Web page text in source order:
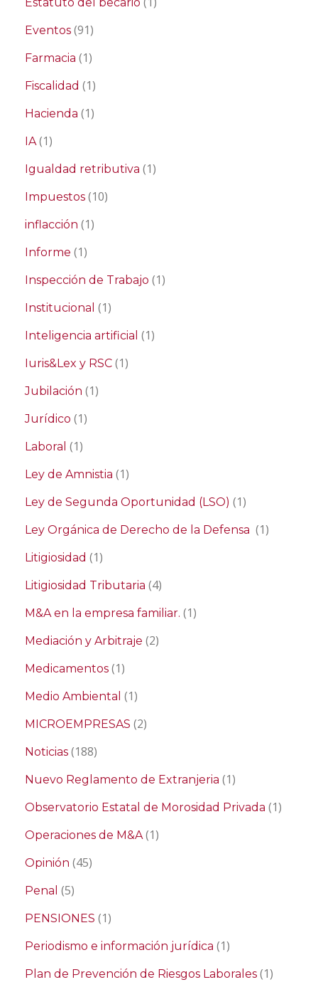
Eventos (91)
Farmacia (1)
Fiscalidad (1)
Hacienda (1)
IA(1)
Igualdad retributiva (1)
Impuestos (10)
inflacción (1)
Informe (1)
Inspección de Trabajo (1)
Institucional (1)
Inteligencia artificial (1)
Iuris&Lex y RSC (1)
Jubilación (1)
Jurídico (1)
Laboral (1)
Ley de Amnistia (1)
Ley de Segunda Oportunidad (LSO) (1)
Ley Orgánica de Derecho de la Defensa (1)
Litigiosidad (1)
Litigiosidad Tributaria (4)
M&A en la empresa familiar. (1)
Mediación y Arbitraje (2)
Medicamentos (1)
Medio Ambiental (1)
MICROEMPRESAS (2)
Noticias (188)
Nuevo Reglamento de Extranjeria (1)
Observatorio Estatal de Morosidad Privada (1)
Operaciones de M&A(1)
Opinión (45)
Penal (5)
PENSIONES (1)
Periodismo e información jurídica (1)
Plan de Prevención de Riesgos Laborales (1)